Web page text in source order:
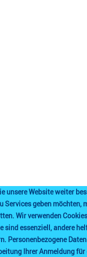
unsere Website weiter
geben möchten,
Wir verwenden
sind essenziell, andere
Personenbezogene
Ihrer Anmeldung